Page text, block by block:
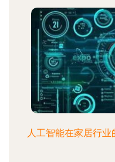
人工智能在家居行